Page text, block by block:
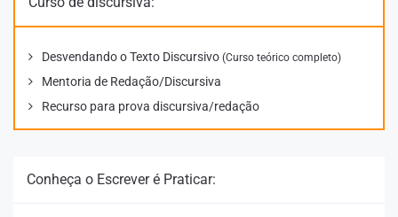
Desvendando o Texto Discursivo (Curso teórico completo)
Mentoria de Redação/Discursiva
Recurso para prova discursiva/redação
Conheça o Escrever é Praticar: